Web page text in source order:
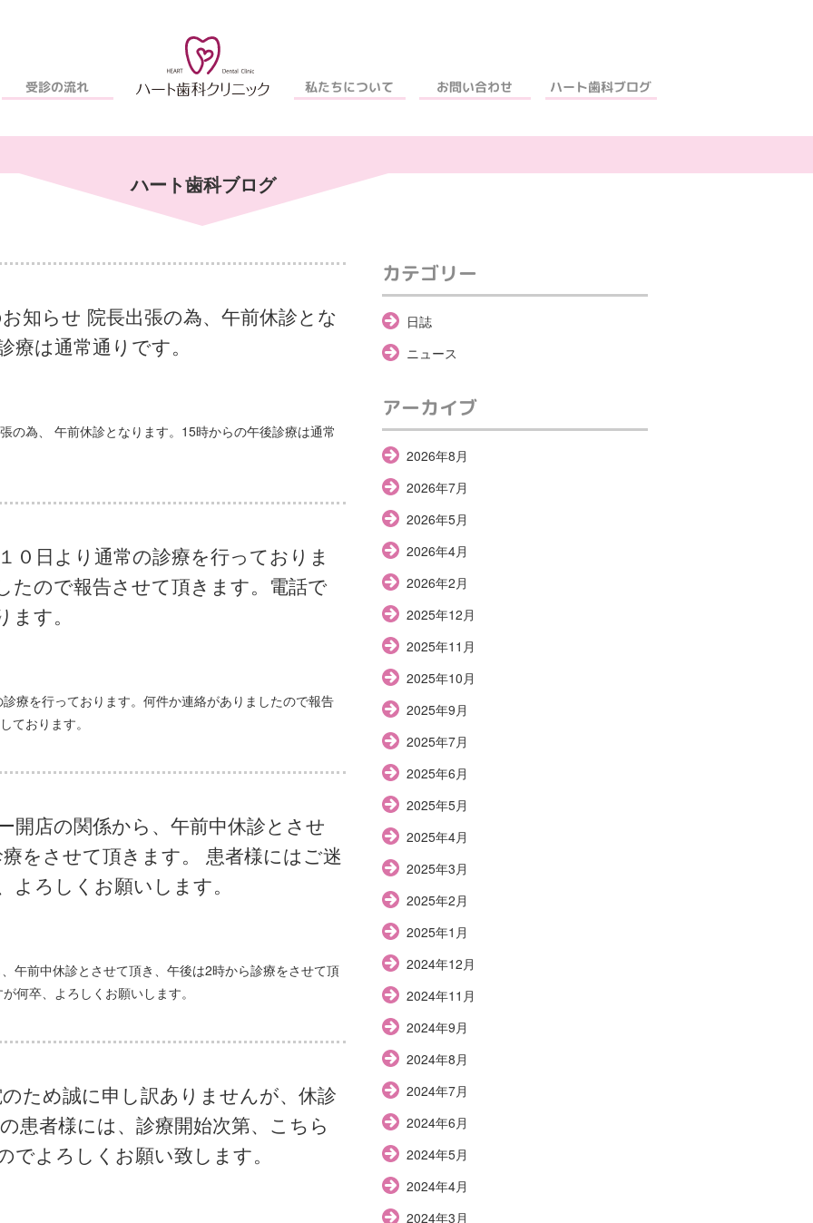
受診の流れ 私たちについて お問い合わせ ハート歯科ブログ
ハート歯科ブログ
知らせ 院長出張の為、午前休診とな
療は通常通りです。
の為、 午前休診となります。15時からの午後診療は通常
０日より通常の診療を行っておりま
たので報告させて頂きます。電話で
す。
療を行っております。何件か連絡がありましたので報告
ております。
開店の関係から、午前中休診とさせ
をさせて頂きます。 患者様にはご迷
ろしくお願いします。
午前中休診とさせて頂き、午後は2時から診療をさせて頂
何卒、よろしくお願いします。
ため誠に申し訳ありませんが、休診
患者様には、診療開始次第、こちら
よろしくお願い致します。
カテゴリー
日誌
ニュース
アーカイブ
2026年8月
2026年7月
2026年5月
2026年4月
2026年2月
2025年12月
2025年11月
2025年10月
2025年9月
2025年7月
2025年6月
2025年5月
2025年4月
2025年3月
2025年2月
2025年1月
2024年12月
2024年11月
2024年9月
2024年8月
2024年7月
2024年6月
2024年5月
2024年4月
2024年3月